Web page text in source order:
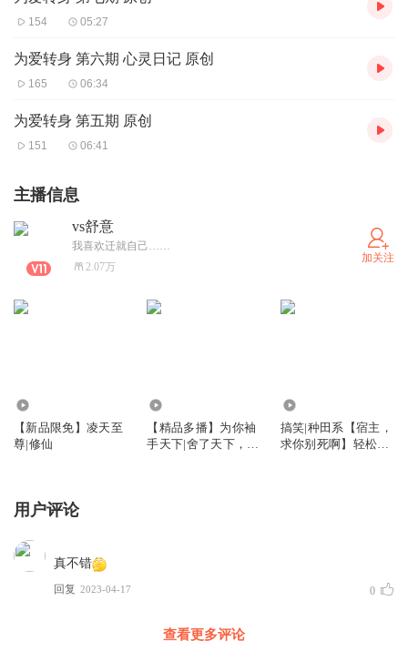
154 05:27
为爱转身 第六期 心灵日记 原创
165 06:34
为爱转身 第五期 原创
151 06:41
主播信息
vs舒意
我喜欢迁就自己……
2.07万
加关注
【新品限免】凌天至
尊|修仙
【精品多播】为你袖
手天下|舍了天下，也
搞笑|种田系【宿主，
求你别死啊】轻松幽
用户评论
真不错
回复 2023-04-17 0
查看更多评论